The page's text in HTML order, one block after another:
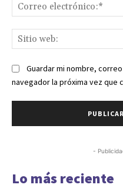
Guardar mi nombre,
navegador la próxima vez que
-
Lo más reciente